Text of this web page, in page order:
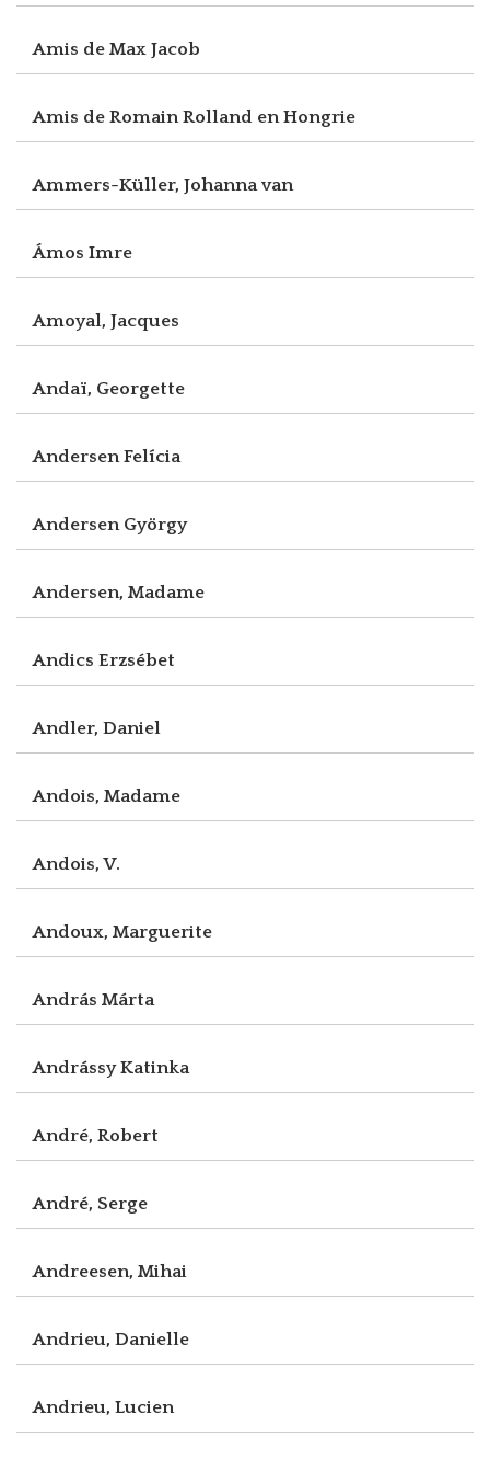
Amis de Max Jacob
Amis de Romain Rolland en Hongrie
Ammers-Küller, Johanna van
Ámos Imre
Amoyal, Jacques
Andaï, Georgette
Andersen Felícia
Andersen György
Andersen, Madame
Andics Erzsébet
Andler, Daniel
Andois, Madame
Andois, V.
Andoux, Marguerite
András Márta
Andrássy Katinka
André, Robert
André, Serge
Andreesen, Mihai
Andrieu, Danielle
Andrieu, Lucien